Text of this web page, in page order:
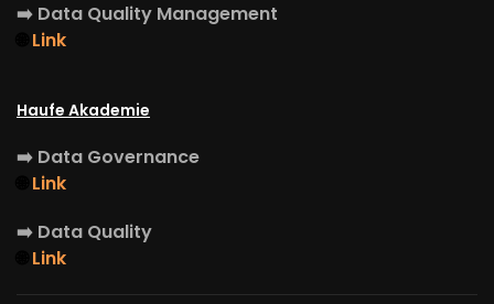
➡️ Data Quality Management
Link
Haufe Akademie
➡️ Data Governance
Link
➡️ Data Quality
Link